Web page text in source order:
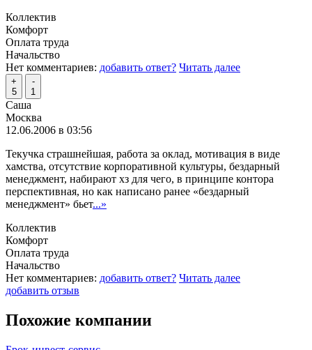
Коллектив
Комфорт
Оплата труда
Начальство
Нет комментариев: добавить ответ? Читать далее
+
5
-
1
Саша
Москва
12.06.2006 в 03:56
Текучка страшнейшая, работа за оклад, мотивация в виде
хамства, отсутствие корпоративной культуры, бездарный
менеджмент, набирают хз для чего, в принципе контора
перспективная, но как написано ранее «бездарный
менеджмент» бьет...»
Коллектив
Комфорт
Оплата труда
Начальство
Нет комментариев: добавить ответ? Читать далее
добавить отзыв
Похожие компании